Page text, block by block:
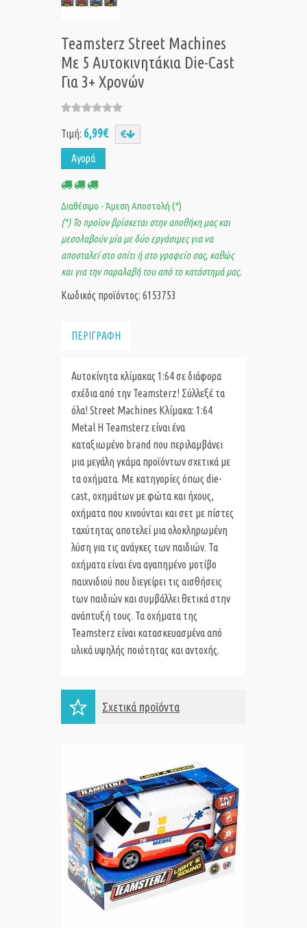
Teamsterz Street Machines
Με 5 Αυτοκινητάκια Die-Cast
Για 3+ Χρονών
Τιμή: 6,99€
Αγορά
Διαθέσιμο - Άμεση Αποστολή (*)
(*) Το προϊον βρίσκεται στην αποθήκη μας και
μεσολαβούν μία με δύο εργάσιμες για να
αποσταλεί στο σπίτι ή στο γραφείο σας, καθώς
και για την παραλαβή του από το κατάστημά μας.
Κωδικός προϊόντος: 6153753
ΠΕΡΙΓΡΑΦΗ
Αυτοκίνητα κλίμακας 1:64 σε διάφορα
σχέδια από την Teamsterz! Σύλλεξέ τα
όλα! Street Machines Κλίμακα: 1:64
Metal Η Teamsterz είναι ένα
καταξιωμένο brand που περιλαμβάνει
μια μεγάλη γκάμα προϊόντων σχετικά με
τα οχήματα. Με κατηγορίες όπως die-
cast, οχημάτων με φώτα και ήχους,
οχήματα που κινούνται και σετ με πίστες
ταχύτητας αποτελεί μια ολοκληρωμένη
λύση για τις ανάγκες των παιδιών. Τα
οχήματα είναι ένα αγαπημένο μοτίβο
παιχνιδιού που διεγείρει τις αισθήσεις
των παιδιών και συμβάλλει θετικά στην
ανάπτυξή τους. Τα οχήματα της
Teamsterz είναι κατασκευασμένα από
υλικά υψηλής ποιότητας και αντοχής.
Σχετικά προϊόντα